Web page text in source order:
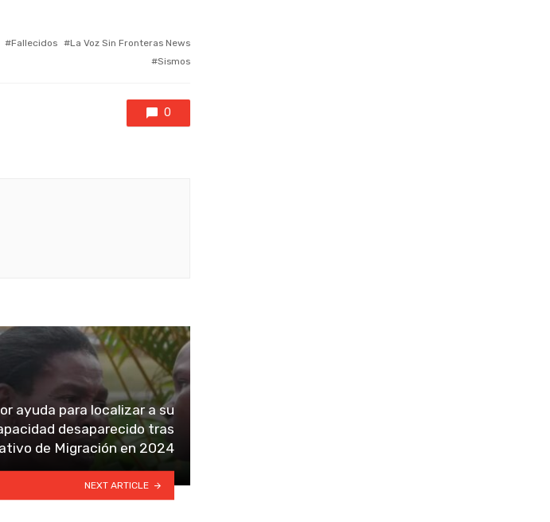
Fallecidos
La Voz Sin Fronteras News
Sismos
0
ayuda para localizar a su
desaparecido tras
de Migración en 2024
NEXT ARTICLE